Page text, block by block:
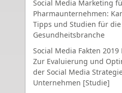
Social Media Marketing
Pharmaunternehmen:
Tipps und Studien für die
Gesundheitsbranche
Social Media Fakten 2019
Zur Evaluierung und
der Social Media
Unternehmen [Studie]